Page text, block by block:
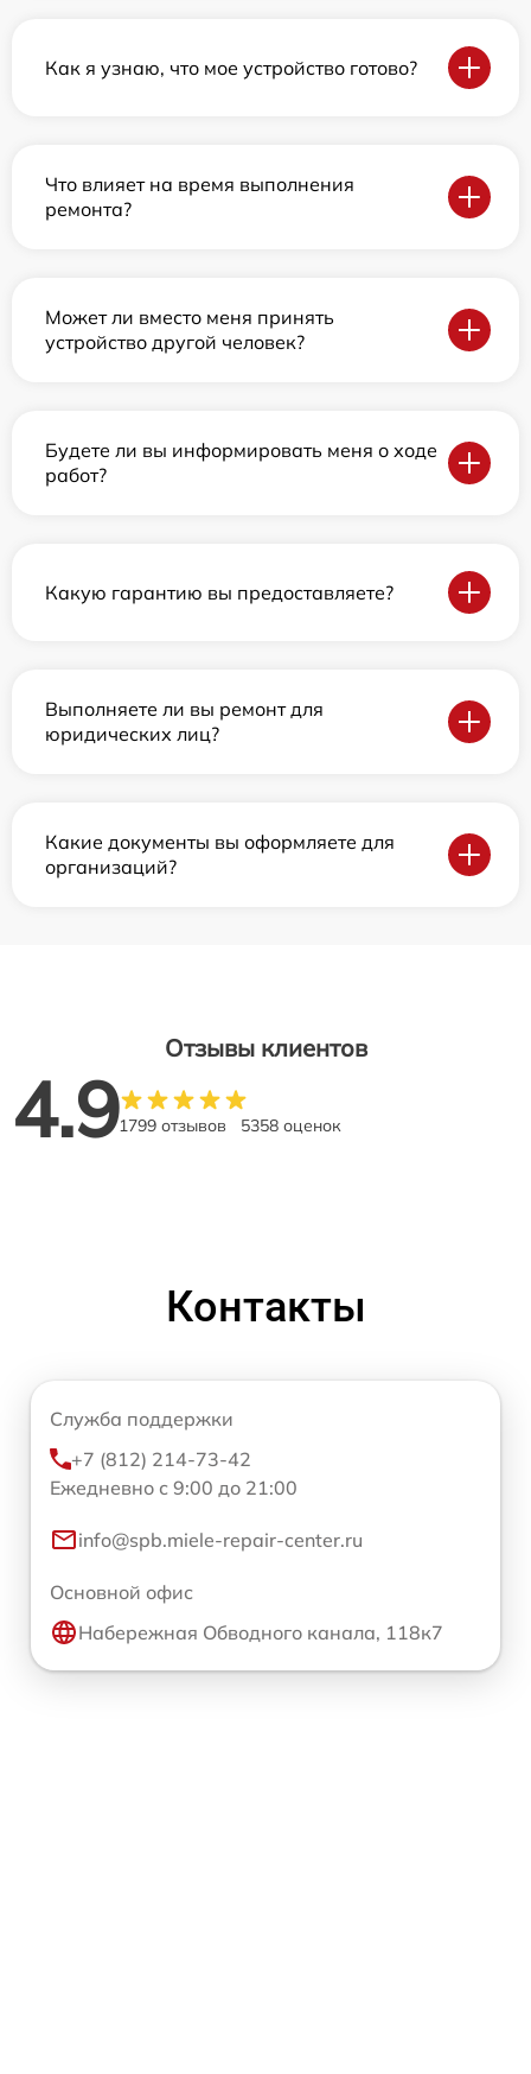
Как я узнаю, что мое устройство готово?
Что влияет на время выполнения
ремонта?
Может ли вместо меня принять
устройство другой человек?
Будете ли вы информировать меня о ходе
работ?
Какую гарантию вы предоставляете?
Выполняете ли вы ремонт для
юридических лиц?
Какие документы вы оформляете для
организаций?
Отзывы клиентов
4.91799 отзывов 5358 оценок
Контакты
Служба поддержки
+7 (812) 214-73-42
Ежедневно с 9:00 до 21:00
info@spb.miele-repair-center.ru
Основной офис
Набережная Обводного канала, 118к7